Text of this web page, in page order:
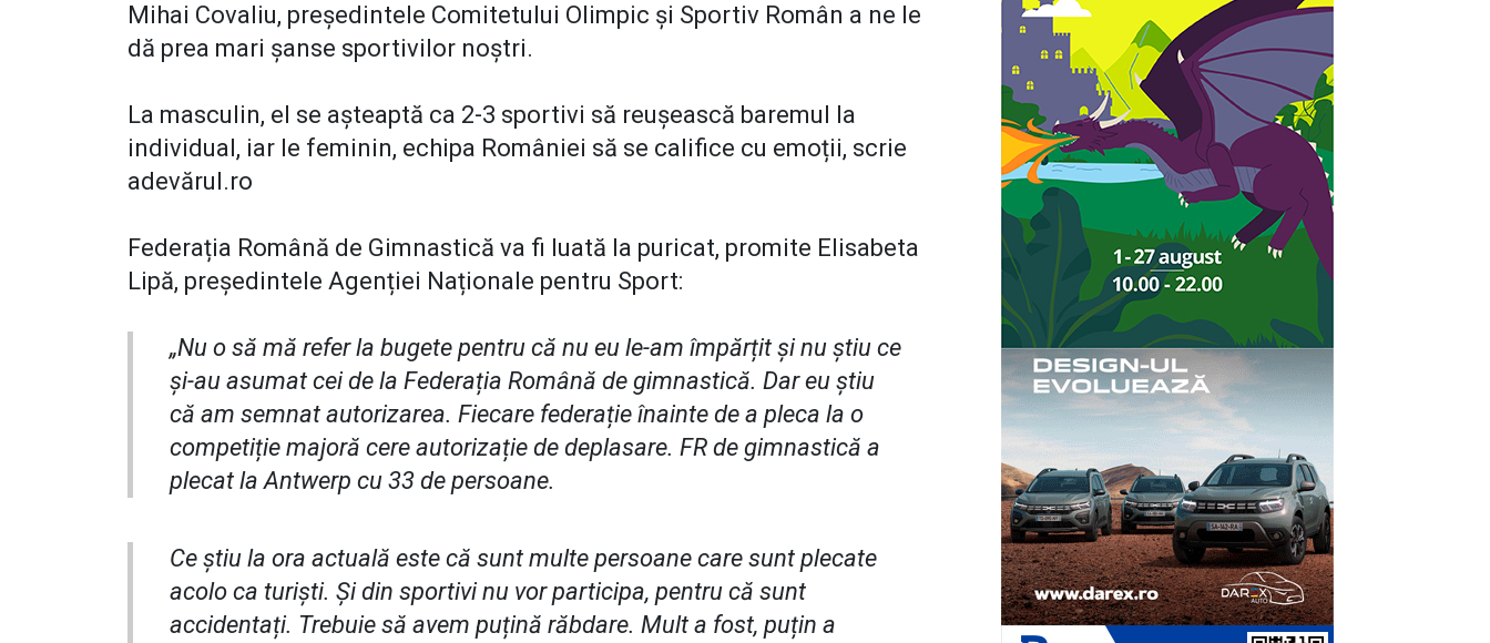
Mihai Covaliu, președintele Comitetului Olimpic și Sportiv Român a ne le
dă prea mari șanse sportivilor noștri.
La masculin, el se așteaptă ca 2-3 sportivi să reușească baremul la
individual, iar le feminin, echipa României să se califice cu emoții, scrie
adevărul.ro
Federația Română de Gimnastică va fi luată la puricat, promite Elisabeta
Lipă, președintele Agenției Naționale pentru Sport:
„Nu o să mă refer la bugete pentru că nu eu le-am împărțit și nu știu ce
și-au asumat cei de la Federația Română de gimnastică. Dar eu știu
că am semnat autorizarea. Fiecare federație înainte de a pleca la o
competiție majoră cere autorizație de deplasare. FR de gimnastică a
plecat la Antwerp cu 33 de persoane.
Ce știu la ora actuală este că sunt multe persoane care sunt plecate
acolo ca turiști. Și din sportivi nu vor participa, pentru că sunt
accidentați. Trebuie să avem puțină răbdare. Mult a fost, puțin a